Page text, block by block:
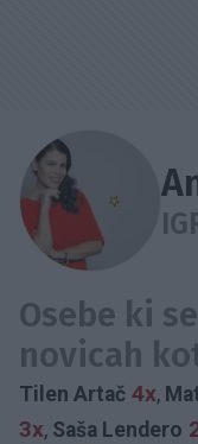
Osebe ki
novicah
Tilen Artač 4x,
3x, Saša Lendero